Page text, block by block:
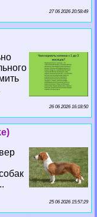
27 06 2026 20:58:49
26 06 2026 16:18:50
25 06 2026 15:57:29